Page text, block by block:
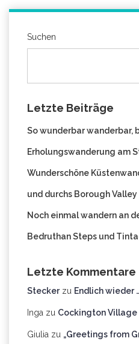
Suchen
Letzte Beiträge
So wunderbar wanderbar,
Erholungswanderung am
Wunderschöne
und durchs Borough Valley
Noch einmal wandern an
Bedruthan Steps und
Letzte Kommentare
Steckerzu Endlich wieder
Inga zu Cockington
Giulia zu „Greetings from